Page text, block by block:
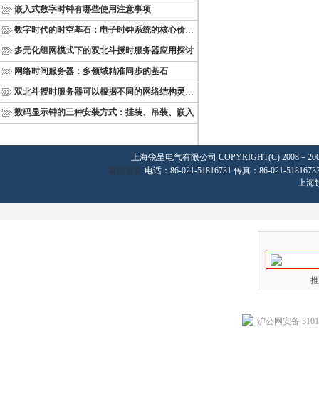
嵌入式数字时钟有哪些使用注意事项
数字时代的时空基石：电子时钟系统的核心价值与多维意义
多元化组网模式下的双北斗授时服务器应用探讨
网络时间服务器：多领域精准同步的基石
双北斗授时服务器可以根据不同的网络结构灵活部署
数码显示钟的三种安装方式：挂装、吊装、嵌入
上海锐呈电气有限公司 COPYRIGHT(C) 2008－
返回首页 电话：86-021-51816731 传真：86-021-
上海
沪公网安备